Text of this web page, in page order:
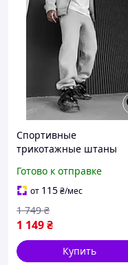
Спортивные
трикотажные штаны
зимы модные широкие
джоггеры на манжетах
без принтов для парней
Готово к отправке
от 115₴/мес
1 149₴
1 749 ₴
Купить